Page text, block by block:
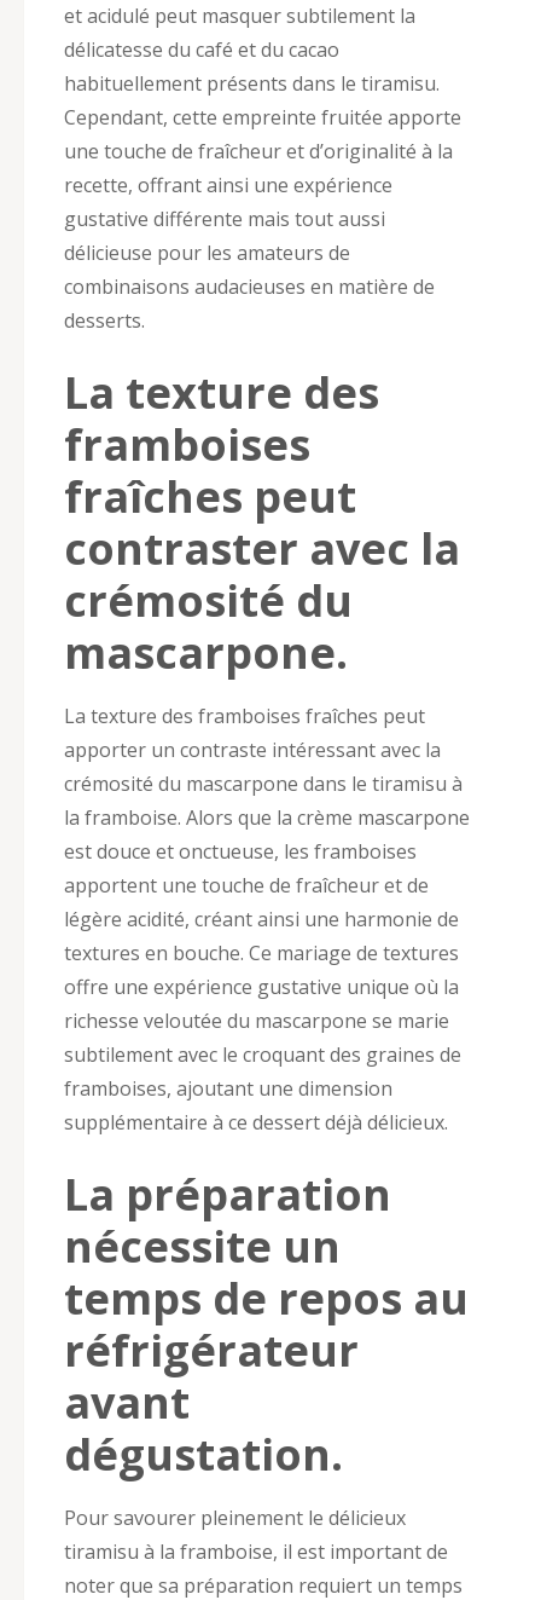
et acidulé peut masquer subtilement la
délicatesse du café et du cacao
habituellement présents dans le tiramisu.
Cependant, cette empreinte fruitée apporte
une touche de fraîcheur et d’originalité à la
recette, offrant ainsi une expérience
gustative différente mais tout aussi
délicieuse pour les amateurs de
combinaisons audacieuses en matière de
desserts.
La texture des
framboises
fraîches peut
contraster avec la
crémosité du
mascarpone.
La texture des framboises fraîches peut
apporter un contraste intéressant avec la
crémosité du mascarpone dans le tiramisu à
la framboise. Alors que la crème mascarpone
est douce et onctueuse, les framboises
apportent une touche de fraîcheur et de
légère acidité, créant ainsi une harmonie de
textures en bouche. Ce mariage de textures
offre une expérience gustative unique où la
richesse veloutée du mascarpone se marie
subtilement avec le croquant des graines de
framboises, ajoutant une dimension
supplémentaire à ce dessert déjà délicieux.
La préparation
nécessite un
temps de repos au
réfrigérateur
avant
dégustation.
Pour savourer pleinement le délicieux
tiramisu à la framboise, il est important de
noter que sa préparation requiert un temps